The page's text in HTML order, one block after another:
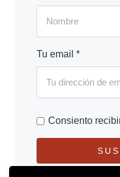
Tu email *
Consiento